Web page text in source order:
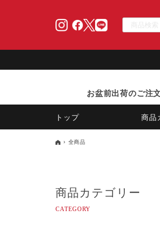
お盆前出荷のご注
トップ 商品
全商品
商品カテゴリー